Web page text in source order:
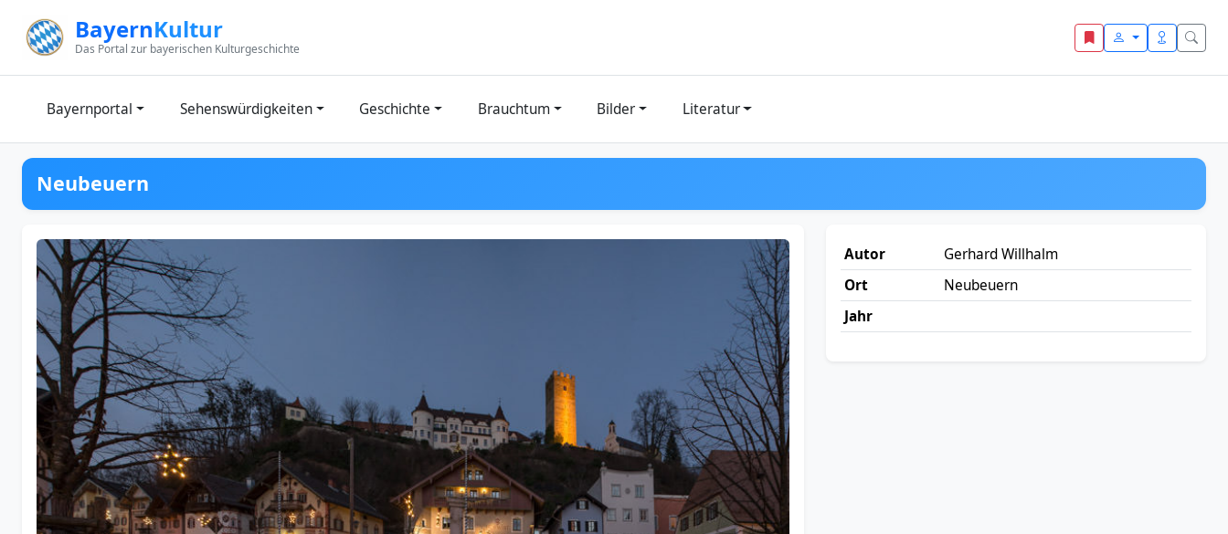
BayernKultur
Das Portal zur bayerischen Kulturgeschichte
Bayernportal Sehenswürdigkeiten Geschichte Brauchtum Bilder Literatur
Neubeuern
Autor
Gerhard Willhalm
Ort
Neubeuern
Jahr